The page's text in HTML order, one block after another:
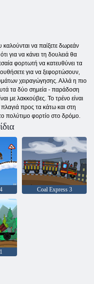
καλούνται να παίξετε δωρεάν
για να κάνει τη δουλειά θα
φορτωτή να κατευθύνει τα
για να ξεφορτώσουν,
χειραγώγησης. Αλλά η πιο
τα δύο σημεία - παράδοση
με λακκούβες. Το τρένο είναι
προς τα κάτω και στη
πολύτιμο φορτίο στο δρόμο.
Coal Express 3